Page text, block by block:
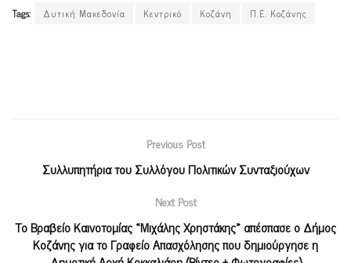
Tags: Δυτική Μακεδονία Κεντρικό Κοζάνη Π.Ε. Κοζάνης
Previous Post
Συλλυπητήρια του Συλλόγου Πολιτικών Συνταξιούχων
Next Post
Το Βραβείο Καινοτομίας «Μιχάλης Χρηστάκης» απέσπασε ο Δήμος
Κοζάνης για το Γραφείο Απασχόλησης που δημιούργησε η